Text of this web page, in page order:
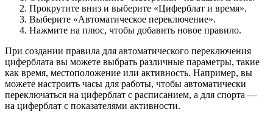
Прокрутите вниз и выберите «Циферблат и время».
Выберите «Автоматическое переключение».
Нажмите на плюс, чтобы добавить новое правило.
При создании правила для автоматического переключения
циферблата вы можете выбрать различные параметры, такие
как время, местоположение или активность. Например, вы
можете настроить часы для работы, чтобы автоматически
переключаться на циферблат с расписанием, а для спорта —
на циферблат с показателями активности.